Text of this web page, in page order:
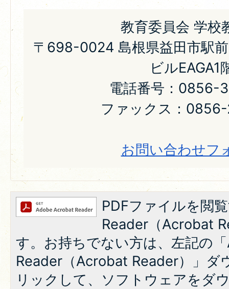
教育委員会 学校
〒698-0024 島根県益田市駅
ビルEAGA1
電話番号：0856-
ファックス：
お問い合わせフ
PDFファイルを閲
Reader（Acrobat
す。お持ちでない方は、左記の
Reader（Acrobat Reader）」ダ
リックして、ソフトウェアをダ